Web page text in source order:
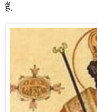
हैं.